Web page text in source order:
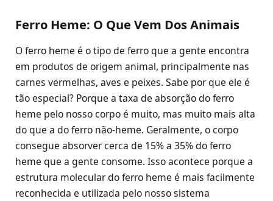
Ferro Heme: O Que Vem Dos Animais
O ferro heme é o tipo de ferro que a gente encontra
em produtos de origem animal, principalmente nas
carnes vermelhas, aves e peixes. Sabe por que ele é
tão especial? Porque a taxa de absorção do ferro
heme pelo nosso corpo é muito, mas muito mais alta
do que a do ferro não-heme. Geralmente, o corpo
consegue absorver cerca de 15% a 35% do ferro
heme que a gente consome. Isso acontece porque a
estrutura molecular do ferro heme é mais facilmente
reconhecida e utilizada pelo nosso sistema